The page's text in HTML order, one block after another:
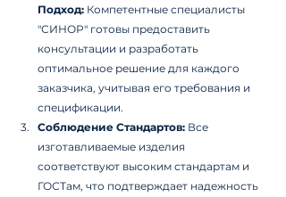
Подход: Компетентные специалисты
"СИНОР" готовы предоставить
консультации и разработать
оптимальное решение для каждого
заказчика, учитывая его требования и
спецификации.
Соблюдение Стандартов: Все
изготавливаемые изделия
соответствуют высоким стандартам и
ГОСТам, что подтверждает надежность